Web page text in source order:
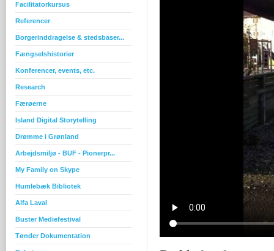
Facilitatorkursus
Referencer
Borgerinddragelse & stedsbaser...
Fængselshistorier
Konferencer, events, etc.
Research
Færøerne
Island Digital Storytelling
Drømme i Grønland
Arbejdsmiljø - BUF - Pionerpr...
My Family on Skype
Humlebæk Bibliotek
Alfa Laval
Buster Mediefestival
Tønder Dokumentation